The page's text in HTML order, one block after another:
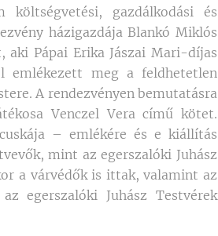
gazdálkodási és
házigazdája Blankó Miklós
Pápai Erika Jászai Mari-díjas
emlékezett meg a feldhetetlen
A rendezvényen bemutatásra
Venczel Vera című kötet.
– emlékére és e kiállítás
mint az egerszalóki Juhász
a várvédők is ittak, valamint az
egerszalóki Juhász Testvérek